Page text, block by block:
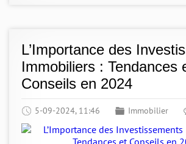
L’Importance des
Immobiliers : Tendances
Conseils en 2024
5-09-2024, 11:46 Immobilier